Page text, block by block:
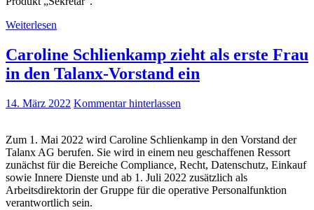
Weiterlesen
Caroline Schlienkamp zieht als erste Frau
in den Talanx-Vorstand ein
14. März 2022 Kommentar hinterlassen
Zum 1. Mai 2022 wird Caroline Schlienkamp in den Vorstand der
Talanx AG berufen. Sie wird in einem neu geschaffenen Ressort
zunächst für die Bereiche Compliance, Recht, Datenschutz, Einkauf
sowie Innere Dienste und ab 1. Juli 2022 zusätzlich als
Arbeitsdirektorin der Gruppe für die operative Personalfunktion
verantwortlich sein.